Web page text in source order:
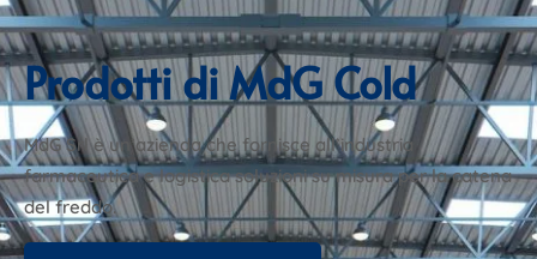
Prodotti di MdG Cold
MdG Srl è un’azienda che fornisce all’industria
farmaceutica e logistica soluzioni su misura per la catena
del freddo.